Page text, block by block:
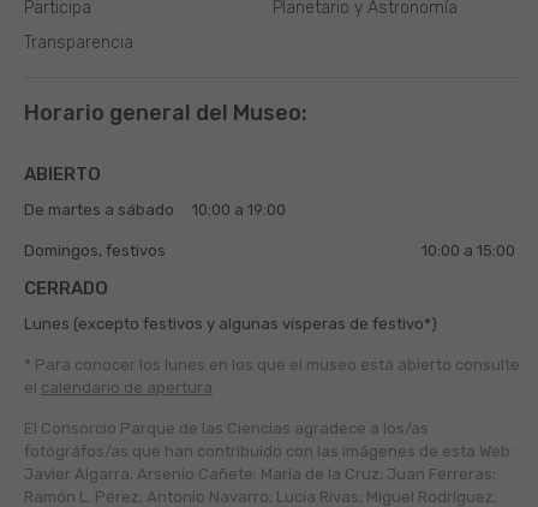
Planetario y Astronomía
Participa
Transparencia
Horario general del Museo:
ABIERTO
De martes a sábado 10:00 a 19:00
Domingos, festivos 10:00 a 15:00
CERRADO
Lunes (excepto festivos y algunas vísperas de festivo*)
* Para conocer los lunes en los que el museo está abierto consulte
el calendario de apertura
El Consorcio Parque de las Ciencias agradece a los/as
fotógráfos/as que han contribuido con las imágenes de esta Web:
Javier Algarra; Arsenio Cañete; María de la Cruz; Juan Ferreras;
Ramón L. Pérez; Antonio Navarro; Lucía Rivas; Miguel Rodríguez;